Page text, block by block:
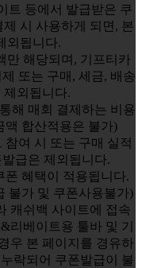
트 등에서 발급받은 쿠
시 사용하게 되면, 본
외됩니다.
만 해당되며, 기프티카
또는 구매, 세금, 배송
제외됩니다.
해 매회 결제하는 비용
액 합산적용은 불가)
여 시 또는 구매 실적
급은 제외됩니다.
폰 혜택이 적용됩니다.
불가 및 쿠폰사용불가)
캐쉬백 사이트에 접속
리베이트용 툴바 및 기
우 본 페이지를 경유하
락되어 쿠폰발급이 불